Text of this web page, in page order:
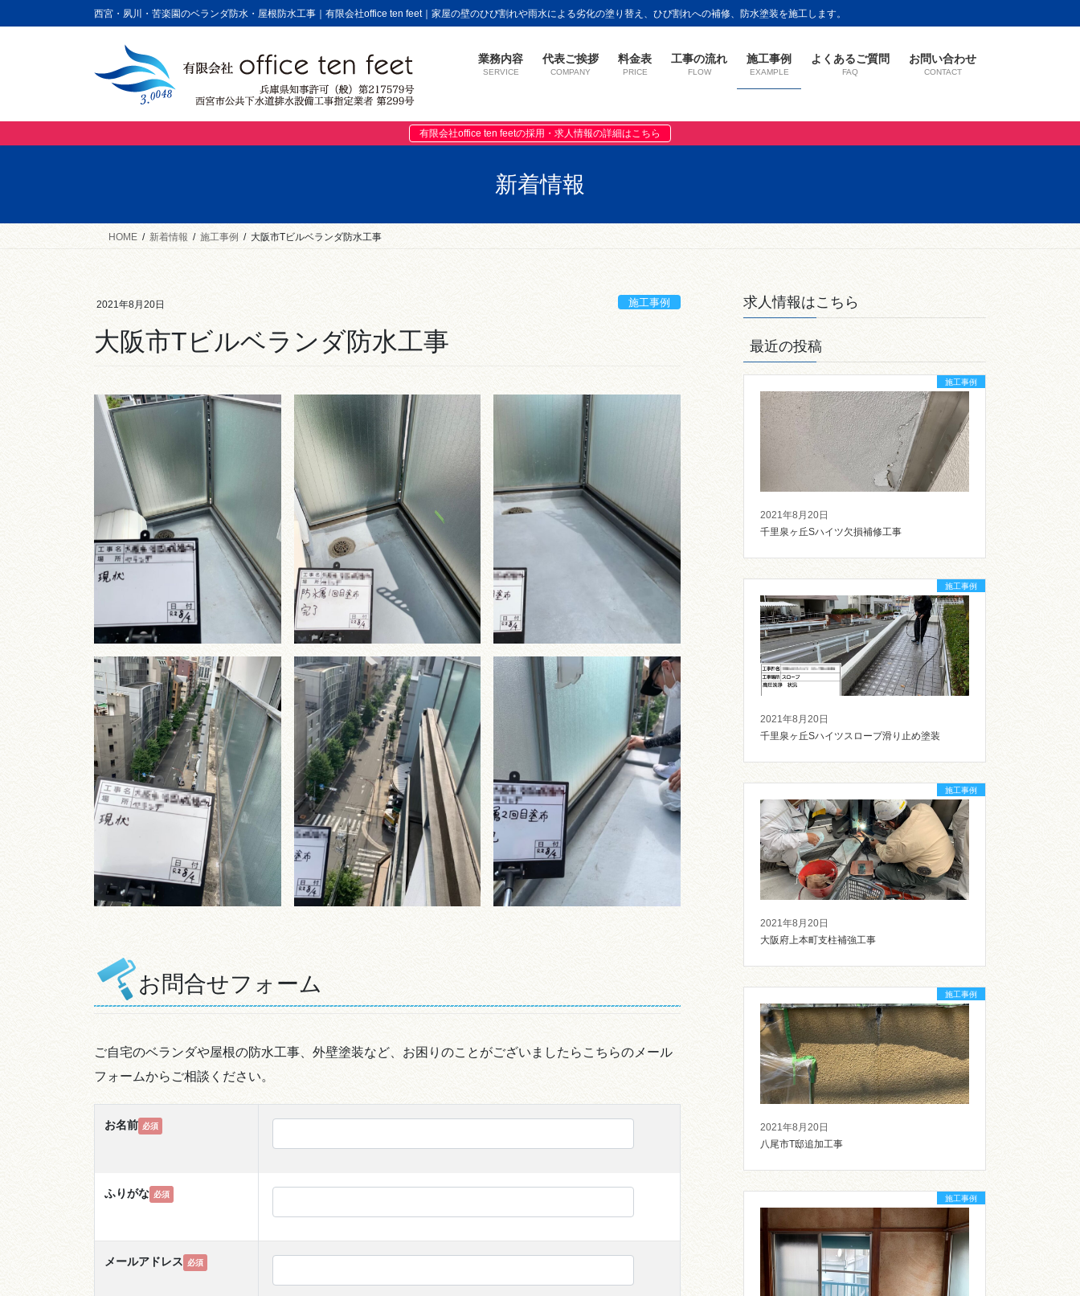
ン
移
動
ビ
ン
に
西宮・夙川・苦楽園のベランダ防水・屋根防水工事｜有限会社office ten feet｜家屋の壁のひび割れや雨水による劣化の塗り替え、ひび割れへの補修、防水塗装を施工します。
業務内容
SERVICE
代表ご挨拶
COMPANY
料金表
PRICE
工事の流れ
FLOW
施工事例
EXAMPLE
よくあるご質問
FAQ
お問い合わせ
CONTACT
有限会社office ten feetの採用・求人情報の詳細はこちら
新着情報
HOME 新着情報 施工事例 大阪市Tビルベランダ防水工事
2021年8月20日 施工事例
大阪市Tビルベランダ防水工事
お問合せフォーム
ご自宅のベランダや屋根の防水工事、外壁塗装など、お困りのことがございましたらこちらのメール
フォームからご相談ください。
お名前 必須
ふりがな 必須
メールアドレス 必須
求人情報はこちら
最近の投稿
2021年8月20日
施工事例
千里泉ヶ丘Sハイツ欠損補修工事
2021年8月20日
施工事例
千里泉ヶ丘Sハイツスロープ滑り止め塗装
2021年8月20日
施工事例
大阪府上本町支柱補強工事
2021年8月20日
施工事例
八尾市T邸追加工事
施工事例